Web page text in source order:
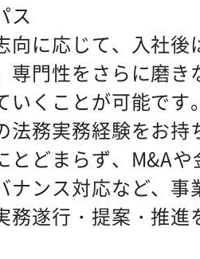
ス
向に応じて、入社
専門性をさらに磨
いくことが可能です
法務実務経験をお
とどまらず、M&A
ナンス対応など、
務遂行・提案・推